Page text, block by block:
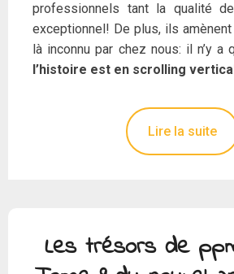
professionnels tant la qualité
exceptionnel! De plus, ils
là inconnu par chez nous: il n’y a
l’histoire est en scrolling
Lire la suite
Les trésors de